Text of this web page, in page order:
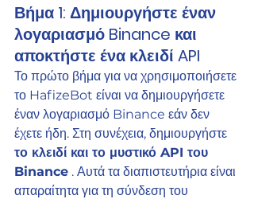
Βήμα 1: Δημιουργήστε έναν
λογαριασμό Binance και
αποκτήστε ένα κλειδί API
Το πρώτο βήμα για να χρησιμοποιήσετε
το HafizeBot είναι να δημιουργήσετε
έναν λογαριασμό Binance εάν δεν
έχετε ήδη. Στη συνέχεια, δημιουργήστε
το κλειδί και το μυστικό API του
Binance . Αυτά τα διαπιστευτήρια είναι
απαραίτητα για τη σύνδεση του